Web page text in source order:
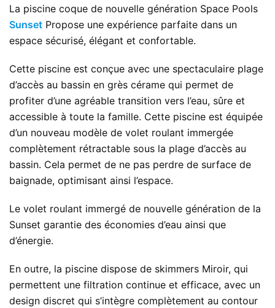
La piscine coque de nouvelle génération Space Pools
Sunset Propose une expérience parfaite dans un
espace sécurisé, élégant et confortable.
Cette piscine est conçue avec une spectaculaire plage
d’accès au bassin en grès cérame qui permet de
profiter d’une agréable transition vers l’eau, sûre et
accessible à toute la famille. Cette piscine est équipée
d’un nouveau modèle de volet roulant immergée
complètement rétractable sous la plage d’accès au
bassin. Cela permet de ne pas perdre de surface de
baignade, optimisant ainsi l’espace.
Le volet roulant immergé de nouvelle génération de la
Sunset garantie des économies d’eau ainsi que
d’énergie.
En outre, la piscine dispose de skimmers Miroir, qui
permettent une filtration continue et efficace, avec un
design discret qui s’intègre complètement au contour